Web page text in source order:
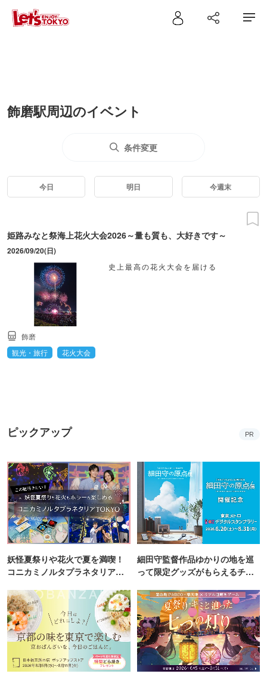
飾磨駅周辺のイベント
条件変更
今日 明日 今週末
姫路みなと祭海上花火大会2026～量も質も、大好きです～
2026/09/20(日)
史上最高の花火大会を届ける
飾磨
観光・旅行
花火大会
ピックアップ PR
妖怪夏祭りや花火で夏を満喫！
コニカミノルタプラネタリア
細田守監督作品ゆかりの地を巡
って限定グッズがもらえるチャ